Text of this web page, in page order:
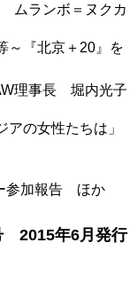
ムランボ＝ヌクカ
～『北京＋20』を
理事長 堀内光子
の女性たちは」
参加報告 ほか
2015年6月発行